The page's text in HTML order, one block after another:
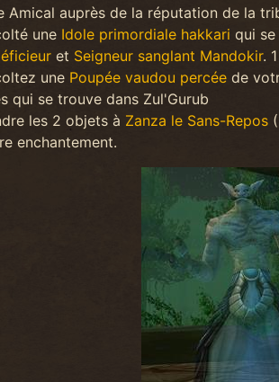
Amical auprès de la réputation de la
une Idole primordiale hakkari qui
et Seigneur sanglant Mandokir.
une Poupée vaudou percée de
qui se trouve dans Zul'Gurub
les 2 objets à Zanza le Sans-Repos
enchantement.